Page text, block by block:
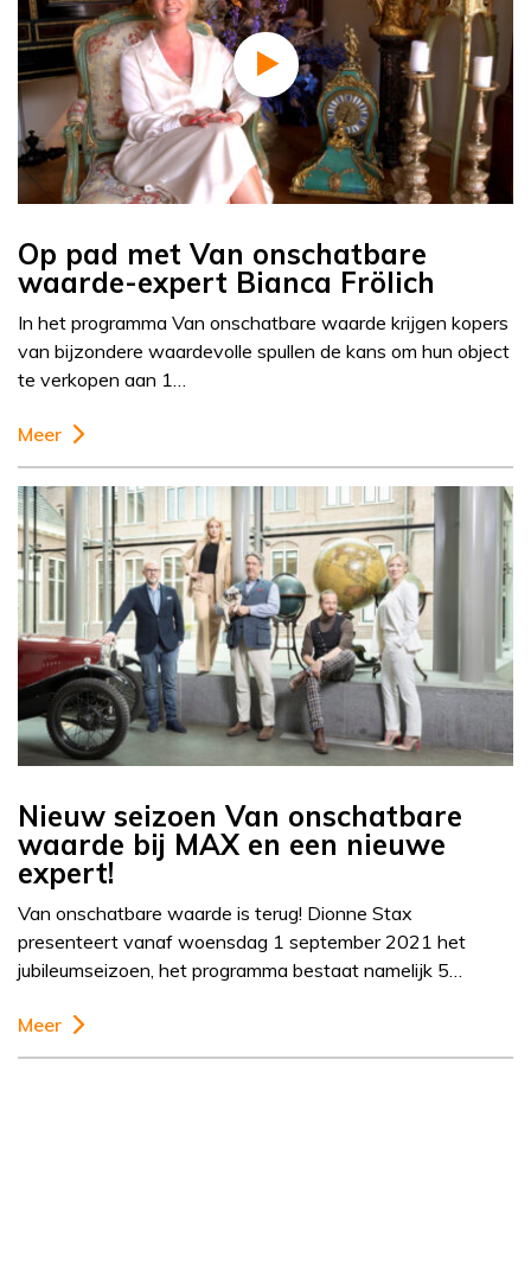
Op pad met Van onschatbare
waarde-expert Bianca Frölich
In het programma Van onschatbare waarde krijgen kopers
van bijzondere waardevolle spullen de kans om hun object
te verkopen aan 1…
Meer
Nieuw seizoen Van onschatbare
waarde bij MAX en een nieuwe
expert!
Van onschatbare waarde is terug! Dionne Stax
presenteert vanaf woensdag 1 september 2021 het
jubileumseizoen, het programma bestaat namelijk 5…
Meer